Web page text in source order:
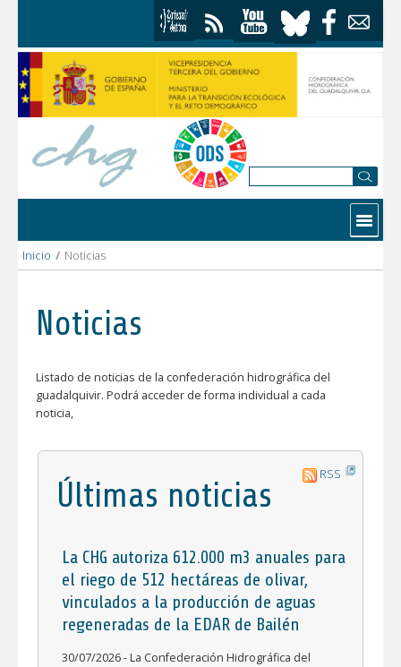
Contactar
Inicio / Noticias
Noticias
Listado de noticias de la confederación hidrográfica del
guadalquivir. Podrá acceder de forma individual a cada
noticia,
RSS
Últimas noticias
La CHG autoriza 612.000 m3 anuales para
el riego de 512 hectáreas de olivar,
vinculados a la producción de aguas
regeneradas de la EDAR de Bailén
30/07/2026 - La Confederación Hidrográfica del